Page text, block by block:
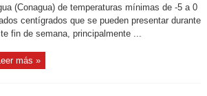
(Conagua) de temperaturas mínimas de -5 a 0
centígrados que se pueden presentar durante
fin de semana, principalmente ...
Leer más »